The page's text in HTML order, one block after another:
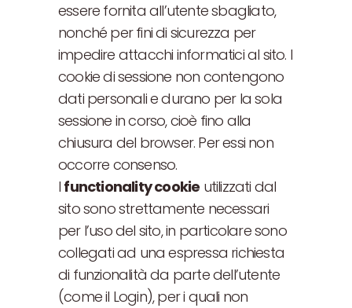
essere fornita all’utente sbagliato,
nonché per fini di sicurezza per
impedire attacchi informatici al sito. I
cookie di sessione non contengono
dati personali e durano per la sola
sessione in corso, cioè fino alla
chiusura del browser. Per essi non
occorre consenso.
I functionality cookie utilizzati dal
sito sono strettamente necessari
per l’uso del sito, in particolare sono
collegati ad una espressa richiesta
di funzionalità da parte dell’utente
(come il Login), per i quali non